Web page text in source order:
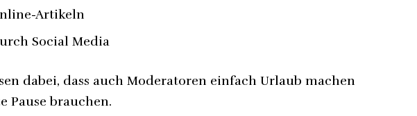
Artikeln
Social Media
dabei, dass auch Moderatoren einfach Urlaub machen
Pause brauchen.